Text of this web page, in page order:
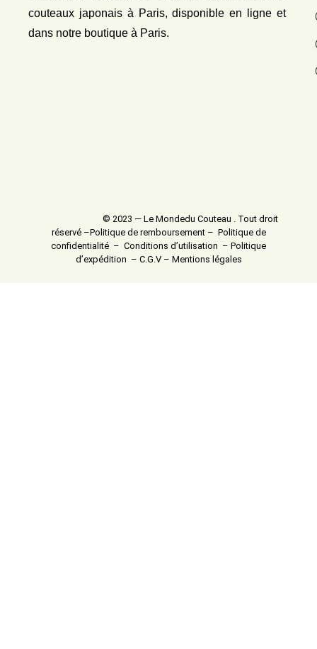
couteaux japonais à Paris, disponible en ligne et
dans notre boutique à Paris.
© 2023 — Le Mondedu Couteau . Tout droit
réservé –Politique de remboursement – Politique de
confidentialité – Conditions d’utilisation – Politique
d’expédition – C.G.V– Mentions légales